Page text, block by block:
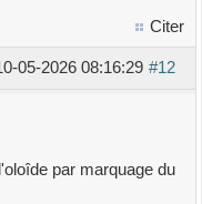
Citer
#12
05-2026 08:16:29
par marquage du